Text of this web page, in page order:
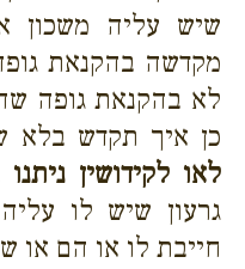
שיש עליה משכון
מקדשה בהקנאת
לא בהקנאת גופה
כן איך תקדש בלא
לאו לקידושין ניתנו
גרעון שיש לו
חייבת לו או הם או